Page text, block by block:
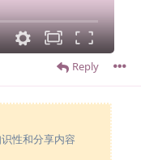
Reply
性和分享内容